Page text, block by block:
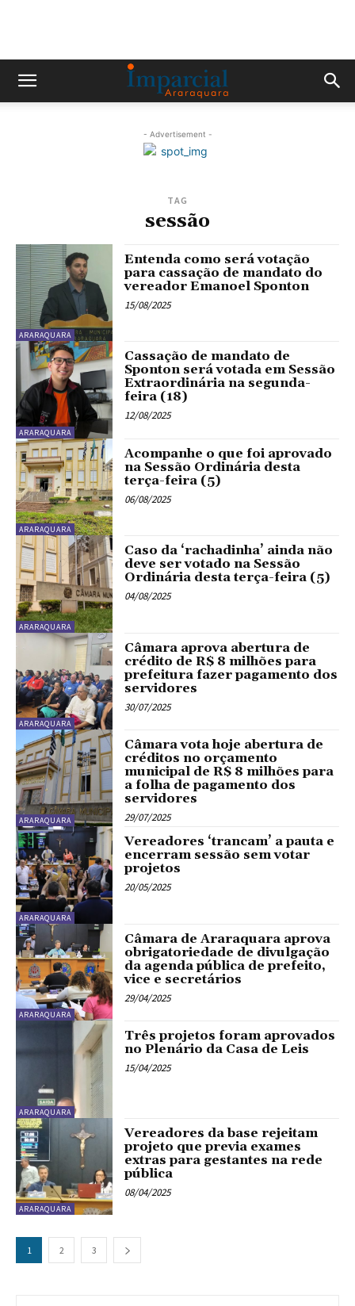
- Advertisement -
TAG
sessão
ARARAQUARA
Entenda como será votação
para cassação de mandato do
vereador Emanoel Sponton
15/08/2025
ARARAQUARA
Cassação de mandato de
Sponton será votada em Sessão
Extraordinária na segunda-
feira (18)
12/08/2025
ARARAQUARA
Acompanhe o que foi aprovado
na Sessão Ordinária desta
terça-feira (5)
06/08/2025
ARARAQUARA
Caso da ‘rachadinha’ ainda não
deve ser votado na Sessão
Ordinária desta terça-feira (5)
04/08/2025
ARARAQUARA
Câmara aprova abertura de
crédito de R$ 8 milhões para
prefeitura fazer pagamento dos
servidores
30/07/2025
ARARAQUARA
Câmara vota hoje abertura de
créditos no orçamento
municipal de R$ 8 milhões para
a folha de pagamento dos
servidores
29/07/2025
ARARAQUARA
Vereadores ‘trancam’ a pauta e
encerram sessão sem votar
projetos
20/05/2025
ARARAQUARA
Câmara de Araraquara aprova
obrigatoriedade de divulgação
da agenda pública de prefeito,
vice e secretários
29/04/2025
ARARAQUARA
Três projetos foram aprovados
no Plenário da Casa de Leis
15/04/2025
ARARAQUARA
Vereadores da base rejeitam
projeto que previa exames
extras para gestantes na rede
pública
08/04/2025
1 2 3